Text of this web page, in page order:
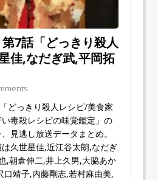
7話「どっきり殺人
佳,なだぎ武,平岡拓
どっきり殺人レシピ/美食家
毒殺レシピの味覚鑑定」の
見逃し放送データまとめ。
久世星佳,近江谷太朗,なだぎ
,朝倉伸二,井上久男,大脇あか
口靖子,内藤剛志,若村麻由美,